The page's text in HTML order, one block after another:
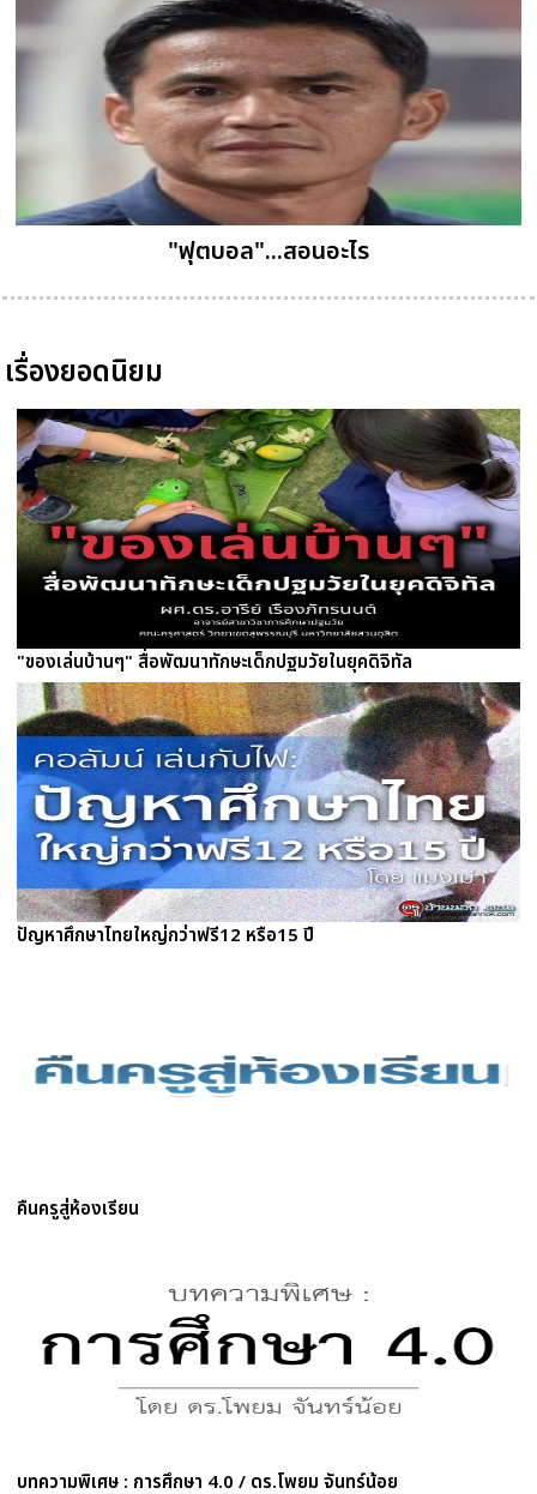
"ฟุตบอล"...สอนอะไร
เรื่องยอดนิยม
"ของเล่นบ้านๆ" สื่อพัฒนาทักษะเด็กปฐมวัยในยุคดิจิทัล
ปัญหาศึกษาไทยใหญ่กว่าฟรี12 หรือ15 ปี
คืนครูสู่ห้องเรียน
บทความพิเศษ : การศึกษา 4.0 / ดร.โพยม จันทร์น้อย